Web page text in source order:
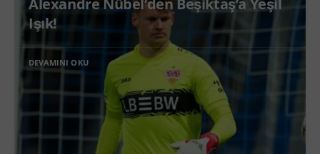
Alexandre Nübel’den Beşiktaş’a Yeşil
Işık!
DEVAMINI OKU